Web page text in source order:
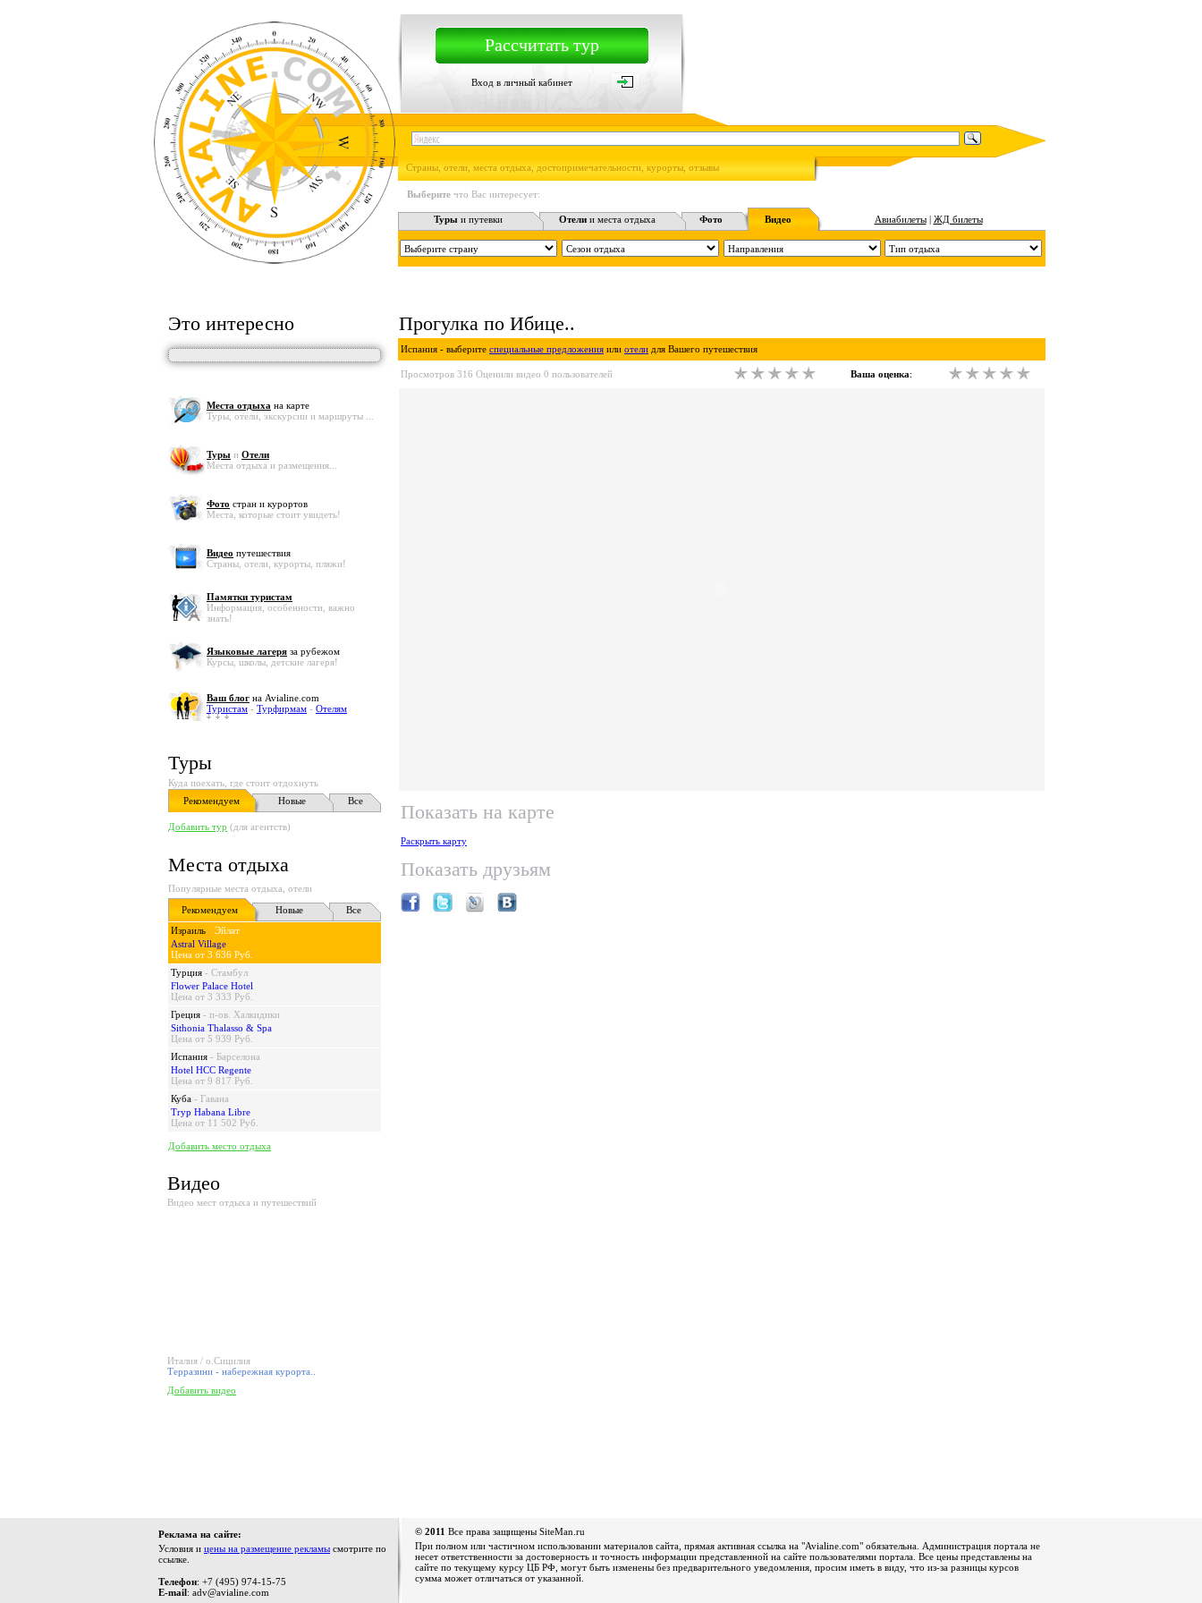
Рассчитать тур
Вход в личный кабинет
Страны, отели, места отдыха, достопримечательности, курорты, отзывы
Выберите что Вас интересует:
Турыи путевки Отели и места отдыха Фото Видео Авиабилеты| ЖД билеты
Это интересно
Места отдыха на карте
Туры, отели, экскурсии и маршруты ...
Туры и Отели
Места отдыха и размещения...
Фото стран и курортов
Места, которые стоит увидеть!
Видео путешествия
Страны, отели, курорты, пляжи!
Памятки туристам
Информация, особенности, важно
знать!
Языковые лагеря за рубежом
Курсы, школы, детские лагеря!
Ваш блог на Avialine.com
Туристам - Турфирмам - Отелям
Туры
Куда поехать, где стоит отдохнуть
Рекомендуем
Новые Все
Добавить тур (для агентств)
Места отдыха
Популярные места отдыха, отели
Рекомендуем
Новые
Все
Израиль - Эйлат
Astral Village
Цена от 3 636 Руб.
Турция - Стамбул
Flower Palace Hotel
Цена от 3 333 Руб.
Греция - п-ов. Халкидики
Sithonia Thalasso & Spa
Цена от 5 939 Руб.
Испания - Барселона
Hotel HCC Regente
Цена от 9 817 Руб.
Куба - Гавана
Tryp Habana Libre
Цена от 11 502 Руб.
Добавить место отдыха
Видео
Видео мест отдыха и путешествий
Италия / о.Сицилия
Терразини - набережная курорта..
Добавить видео
Прогулка по Ибице..
Испания - выберите специальные предложения или отели для Вашего путешествия
Просмотров 316 Оценили видео 0 пользователей Ваша оценка:
Показать на карте
Раскрыть карту
Показать друзьям
Реклама на сайте:
Условия и цены на размещение рекламы смотрите по
ссылке.
Телефон: +7 (495) 974-15-75
E-mail: adv@avialine.com
© 2011 Все права защищены SiteMan.ru
При полном или частичном использовании материалов сайта, прямая активная ссылка на "Avialine.com" обязательна. Администрация портала не
несет ответственности за достоверность и точность информации представленной на сайте пользователями портала. Все цены представлены на
сайте по текущему курсу ЦБ РФ, могут быть изменены без предварительного уведомления, просим иметь в виду, что из-за разницы курсов
сумма может отличаться от указанной.